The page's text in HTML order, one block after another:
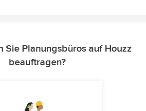
Sie Planungsbüros auf Houzz
beauftragen?